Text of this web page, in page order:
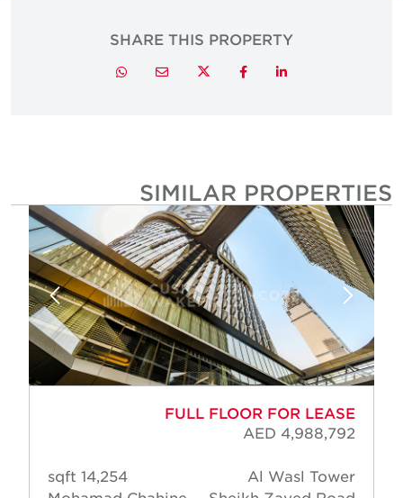
SHARE THIS PROPERTY
LinkedIn
Facebook
Twitter
Email
Whatsapp
SIMILAR PROPERTIES
FULL FLOOR FOR LEASE
AED 4,988,792
Al Wasl Tower
14,254 sqft